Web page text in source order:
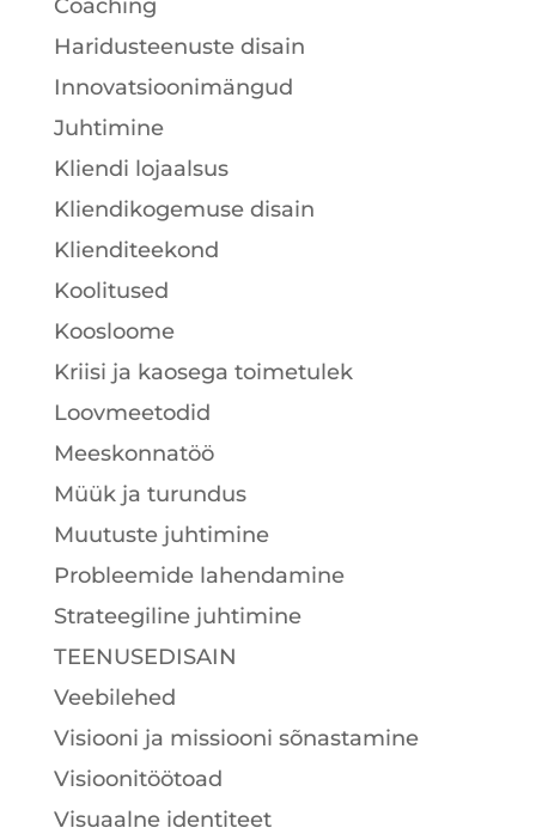
Coaching
Haridusteenuste disain
Innovatsioonimängud
Juhtimine
Kliendi lojaalsus
Kliendikogemuse disain
Klienditeekond
Koolitused
Koosloome
Kriisi ja kaosega toimetulek
Loovmeetodid
Meeskonnatöö
Müük ja turundus
Muutuste juhtimine
Probleemide lahendamine
Strateegiline juhtimine
TEENUSEDISAIN
Veebilehed
Visiooni ja missiooni sõnastamine
Visioonitöötoad
Visuaalne identiteet